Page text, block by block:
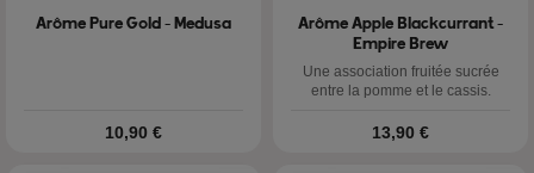
Arôme Pure Gold - Medusa
Prix
10,90 €
Arôme Apple Blackcurrant -
Empire Brew
Une association fruitée sucrée
entre la pomme et le cassis.
Prix
13,90 €